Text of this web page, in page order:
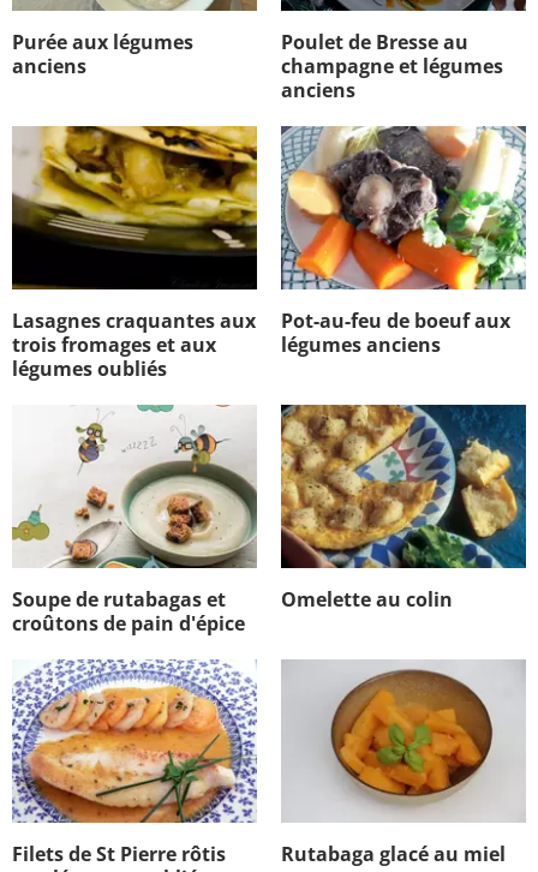
Purée aux légumes
anciens
Poulet de Bresse au
champagne et légumes
anciens
Lasagnes craquantes aux
trois fromages et aux
légumes oubliés
Pot-au-feu de boeuf aux
légumes anciens
Soupe de rutabagas et
croûtons de pain d'épice
Omelette au colin
Filets de St Pierre rôtis
Rutabaga glacé au miel